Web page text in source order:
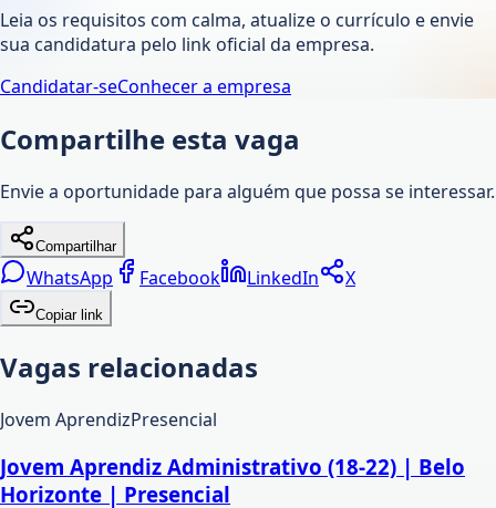
Leia os requisitos com calma, atualize o currículo e envie
sua candidatura pelo link oficial da empresa.
Candidatar-seConhecer a empresa
Compartilhe esta vaga
Envie a oportunidade para alguém que possa se interessar.
Compartilhar
WhatsApp Facebook LinkedIn X
Copiar link
Vagas relacionadas
Jovem AprendizPresencial
Jovem Aprendiz Administrativo (18-22) | Belo
Horizonte | Presencial